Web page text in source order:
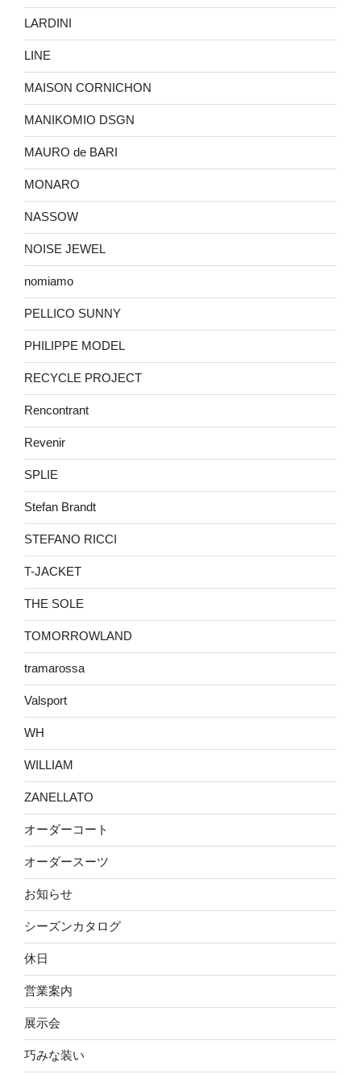
LARDINI
LINE
MAISON CORNICHON
MANIKOMIO DSGN
MAURO de BARI
MONARO
NASSOW
NOISE JEWEL
nomiamo
PELLICO SUNNY
PHILIPPE MODEL
RECYCLE PROJECT
Rencontrant
Revenir
SPLIE
Stefan Brandt
STEFANO RICCI
T-JACKET
THE SOLE
TOMORROWLAND
tramarossa
Valsport
WH
WILLIAM
ZANELLATO
オーダーコート
オーダースーツ
お知らせ
シーズンカタログ
休日
営業案内
展示会
巧みな装い